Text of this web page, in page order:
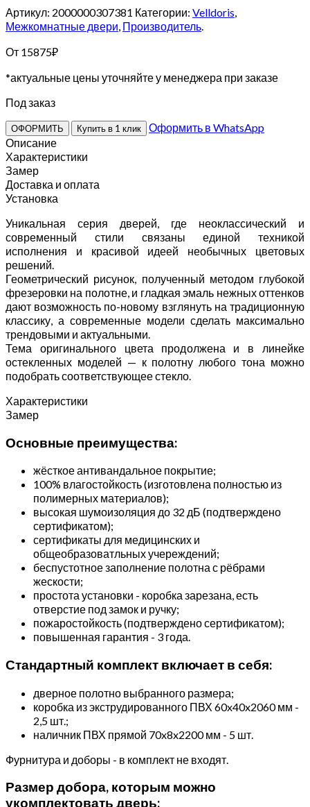
Артикул: 2000000307381 Категории: Velldoris,
Межкомнатные двери, Производитель.
От 15875₽
*актуальные цены уточняйте у менеджера при заказе
Под заказ
ОФОРМИТЬ Купить в 1 клик
Оформить в WhatsApp
Описание
Характеристики
Замер
Доставка и оплата
Установка
Уникальная серия дверей, где неоклассический и
современный стили связаны единой техникой
исполнения и красивой идеей необычных цветовых
решений.
Геометрический рисунок, полученный методом глубокой
фрезеровки на полотне, и гладкая эмаль нежных оттенков
дают возможность по-новому взглянуть на традиционную
классику, а современные модели сделать максимально
трендовыми и актуальными.
Тема оригинального цвета продолжена и в линейке
остекленных моделей — к полотну любого тона можно
подобрать соответствующее стекло.
Характеристики
Замер
Основные преимущества:
жёсткое антивандальное покрытие;
100% влагостойкость (изготовлена полностью из
полимерных материалов);
высокая шумоизоляция до 32 дБ (подтверждено
сертификатом);
сертификаты для медицинских и
общеобразоватльных учереждений;
беспустотное заполнение полотна с рёбрами
жескости;
простота установки - коробка зарезана, есть
отверстие под замок и ручку;
пожаростойкость (подтверждено сертификатом);
повышенная гарантия - 3 года.
Стандартный комплект включает в себя:
дверное полотно выбранного размера;
коробка из экструдированного ПВХ 60x40x2060 мм -
2,5 шт.;
наличник ПВХ прямой 70x8x2200 мм - 5 шт.
Фурнитура и доборы - в комплект не входят.
Размер добора, которым можно
укомплектовать дверь: